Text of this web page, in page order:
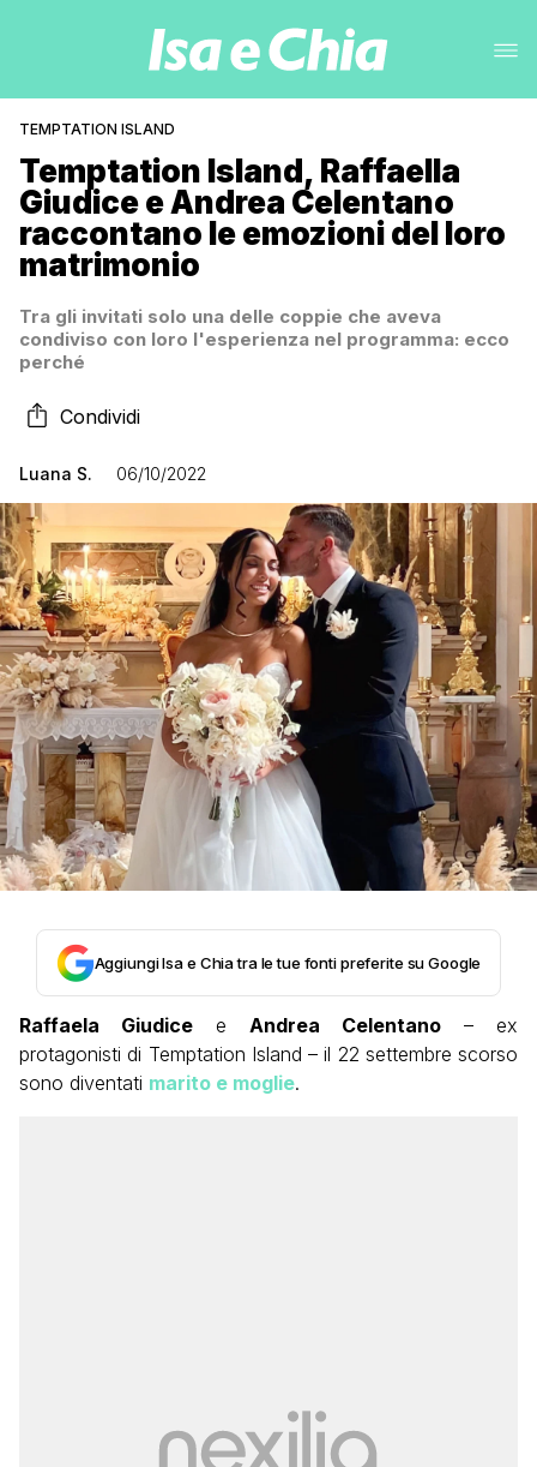
TEMPTATION ISLAND
Temptation Island, Raffaella
Giudice e Andrea Celentano
raccontano le emozioni del loro
matrimonio
Tra gli invitati solo una delle coppie che aveva
condiviso con loro l'esperienza nel programma: ecco
perché
Condividi
Luana S. 06/10/2022
Aggiungi Isa e Chia tra le tue fonti preferite su Google
Raffaela Giudice e Andrea Celentano – ex
protagonisti di Temptation Island – il 22 settembre scorso
sono diventati marito e moglie.